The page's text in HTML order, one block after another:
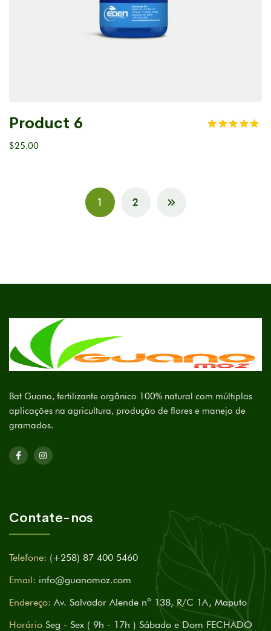
Product 6
$25.00
1 2
Bat Guano, fertilizante orgânico 100% natural com múltiplas
aplicações na agricultura, produção de flores e manejo de
gramados.
Contate-nos
Telefone: (+258) 87 400 5460
Email: info@guanomoz.com
Endereço: Av. Salvador Alende nº 138, R/C 1A, Maputo
Horário Seg - Sex ( 9h - 17h ) Sábado e Dom FECHADO